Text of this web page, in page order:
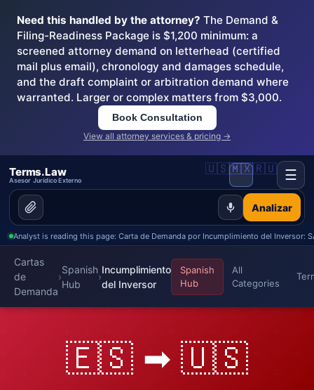
Need this handled by the attorney? The Demand &
Filing-Readiness Package is $1,200 minimum: a
screened attorney demand on letterhead (certified
mail plus email), chronology and damages schedule,
and the draft complaint or arbitration demand where
warranted. Larger or complex matters from $3,000.
Book Consultation
View all attorney services & pricing →
Terms.Law
Asesor Jurídico Externo
Analizar
🇺🇸🇲🇽🇷🇺 ☰
Analyst is reading this page: Carta de Demanda por Incumplimiento del Inversor:
Cartas
de
Demanda
›
Spanish
Hub
›
Incumplimiento
del Inversor
Spanish
Hub
All
Categories
🇪🇸 ➡ 🇺🇸